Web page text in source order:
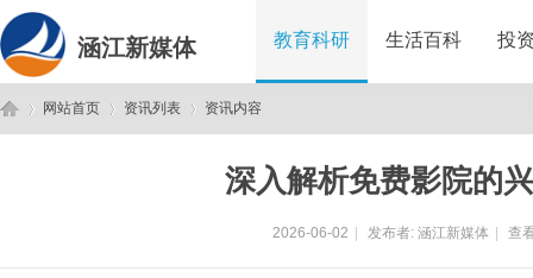
涵江新媒体 教育科研 生活百科 投
网站首页 资讯列表 资讯内容
深入解析免费影院的
2026-06-02 发布者: 涵江新媒体 查